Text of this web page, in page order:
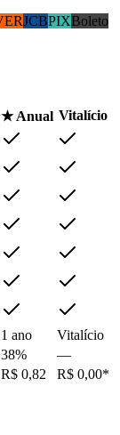
JCBPIXBoleto
★ Anual Vitalício
1 ano
Vitalício
38%
—
R$ 0,82
R$ 0,00*